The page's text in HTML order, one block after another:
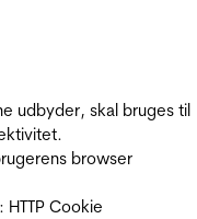
udbyder, skal bruges til
browser
: HTTP Cookie